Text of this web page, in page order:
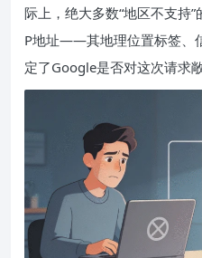
际上，绝大多数“地区不支持
P地址——其地理位置标签、
定了Google是否对这次请求敞